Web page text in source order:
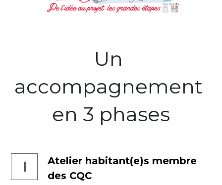
Un
accompagnement
en 3 phases
1
Atelier habitant(e)s membre
des CQC